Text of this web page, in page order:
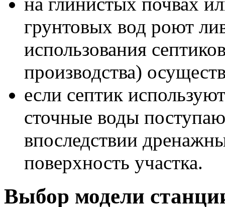
грунтовых вод роют
использования
производства)
если септик
сточные воды
впоследствии
поверхность участка.
Выбор модели